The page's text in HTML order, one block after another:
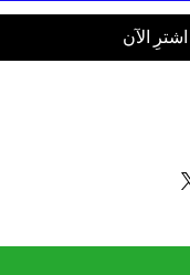
اشترِ الآن